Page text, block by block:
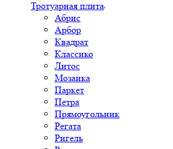
Тротуарная плита
Абрис
Арбор
Квадрат
Классико
Литос
Мозаика
Паркет
Петра
Прямоугольник
Регата
Ригель